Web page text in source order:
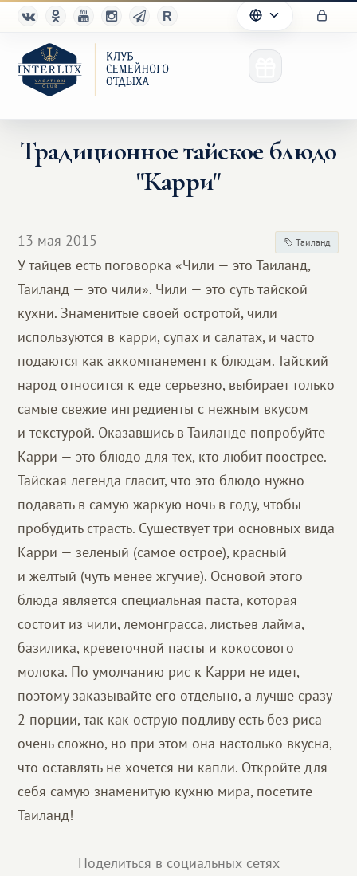
Партнерам
Традиционное тайское блюдо
"Карри"
13 мая 2015 Таиланд
У тайцев есть поговорка «Чили — это Таиланд,
Таиланд — это чили». Чили — это суть тайской
кухни. Знаменитые своей остротой, чили
используются в карри, супах и салатах, и часто
подаются как аккомпанемент к блюдам. Тайский
народ относится к еде серьезно, выбирает только
самые свежие ингредиенты с нежным вкусом
и текстурой. Оказавшись в Таиланде попробуйте
Карри — это блюдо для тех, кто любит поострее.
Тайская легенда гласит, что это блюдо нужно
подавать в самую жаркую ночь в году, чтобы
пробудить страсть. Существует три основных вида
Карри — зеленый (самое острое), красный
и желтый (чуть менее жгучие). Основой этого
блюда является специальная паста, которая
состоит из чили, лемонграсса, листьев лайма,
базилика, креветочной пасты и кокосового
молока. По умолчанию рис к Карри не идет,
поэтому заказывайте его отдельно, а лучше сразу
2 порции, так как острую подливу есть без риса
очень сложно, но при этом она настолько вкусна,
что оставлять не хочется ни капли. Откройте для
себя самую знаменитую кухню мира, посетите
Таиланд!
Поделиться в социальных сетях